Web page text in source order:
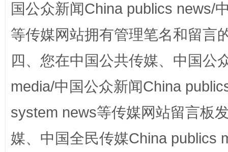
国家大学科技园优化重塑工作
国公众新闻China publics news/
等传媒网站拥有管理笔名和留言
四、您在中国公共传媒、中国公
media/中国公众新闻China
system news等传媒网站留言板
媒、中国全民传媒China publics